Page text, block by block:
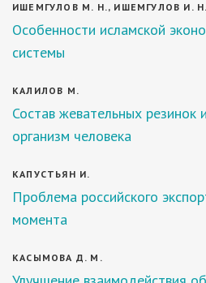
ИШЕМГУЛОВ М. Н., ИШЕМГУЛОВ И. Н.
Особенности исламской
системы
КАЛИЛОВ М.
Состав жевательных резинок
организм человека
КАПУСТЬЯН И.
Проблема российского
момента
КАСЫМОВА Д. М.